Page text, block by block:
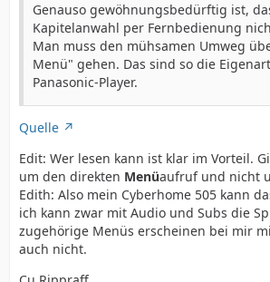
Genauso gewöhnungsbedürftig ist,
Kapitelanwahl per Fernbedienung
Man muss den mühsamen Umweg
Menü" gehen. Das sind so die
Panasonic-Player.
Quelle
Edit: Wer lesen kann ist klar im Vorteil.
um den direkten Menüaufruf und nicht
Edith: Also mein Cyberhome 505 kann
ich kann zwar mit Audio und Subs die
zugehörige Menüs erscheinen bei mir
auch nicht.